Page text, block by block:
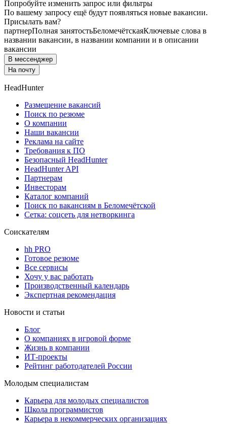
Попробуйте изменить запрос или фильтры
По вашему запросу ещё будут появляться новые вакансии.
Присылать вам?
партнерПолная занятостьБеломечётскаяКлючевые слова в
названии вакансии, в названии компании и в описании
вакансии
В мессенджер
На почту
HeadHunter
Размещение вакансий
Поиск по резюме
О компании
Наши вакансии
Реклама на сайте
Требования к ПО
Безопасный HeadHunter
HeadHunter API
Партнерам
Инвесторам
Каталог компаний
Поиск по вакансиям в Беломечётской
Сетка: соцсеть для нетворкинга
Соискателям
hh PRO
Готовое резюме
Все сервисы
Хочу у вас работать
Производственный календарь
Экспертная рекомендация
Новости и статьи
Блог
О компаниях в игровой форме
Жизнь в компании
ИТ-проекты
Рейтинг работодателей России
Молодым специалистам
Карьера для молодых специалистов
Школа программистов
Карьера в некоммерческих организациях